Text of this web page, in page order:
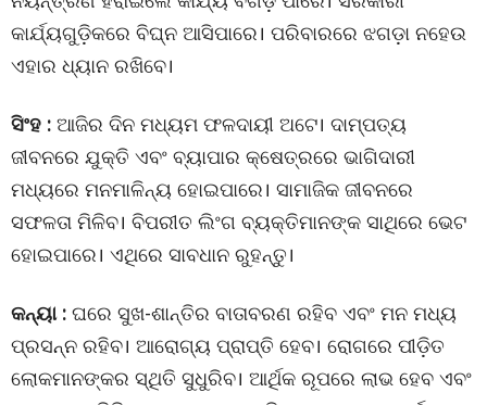
କାର୍ଯ୍ୟଗୁଡ଼ିକରେ ବିଘ୍ନ ଆସିପାରେ। ପରିବାରରେ ଝଗଡ଼ା ନହେଉ
ଏହାର ଧ୍ୟାନ ରଖିବେ।
ସିଂହ : ଆଜିର ଦିନ ମଧ୍ୟମ ଫଳଦାୟୀ ଅଟେ। ଦାମ୍ପତ୍ୟ
ଜୀବନରେ ଯୁକ୍ତି ଏବଂ ବ୍ୟାପାର କ୍ଷେତ୍ରରେ ଭାଗିଦାରୀ
ମଧ୍ୟରେ ମନମାଳିନ୍ୟ ହୋଇପାରେ। ସାମାଜିକ ଜୀବନରେ
ସଫଳତା ମିଳିବ। ବିପରୀତ ଲିଂଗ ବ୍ୟକ୍ତିମାନଙ୍କ ସାଥିରେ ଭେଟ
ହୋଇପାରେ। ଏଥିରେ ସାବଧାନ ରୁହନ୍ତୁ।
କନ୍ୟା : ଘରେ ସୁଖ-ଶାନ୍ତିର ବାତାବରଣ ରହିବ ଏବଂ ମନ ମଧ୍ୟ
ପ୍ରସନ୍ନ ରହିବ। ଆରୋଗ୍ୟ ପ୍ରାପ୍ତି ହେବ। ରୋଗରେ ପୀଡ଼ିତ
ଲୋକମାନଙ୍କର ସ୍ଥିତି ସୁଧୁରିବ। ଆର୍ଥିକ ରୂପରେ ଲାଭ ହେବ ଏବଂ